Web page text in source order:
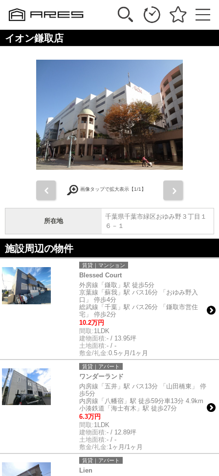
イオン鎌取店
画像タップで拡大表示【1/1】
所在地
千葉県千葉市緑区おゆみ野３丁目１
６－１
施設周辺の物件
賃貸｜マンション
Blessed Court
外房線「鎌取」駅 徒歩5分
京葉線「蘇我」駅 バス16分 「おゆみ野入
口」 停歩4分
総武線「千葉」駅 バス26分 「鎌取市営住
宅」 停歩2分
10.2万円
間取:1LDK
建物面積:- / 13.95坪
土地面積:- / -
敷金/礼金:0.5ヶ月/1ヶ月
賃貸｜アパート
ワンダーランド
内房線「五井」駅 バス13分 「山田橋東」 停
歩5分
内房線「八幡宿」駅 徒歩59分車13分 4.9km
小湊鉄道「海士有木」駅 徒歩27分
6.3万円
間取:1LDK
建物面積:- / 12.89坪
土地面積:- / -
敷金/礼金:1ヶ月/1ヶ月
賃貸｜アパート
Lien